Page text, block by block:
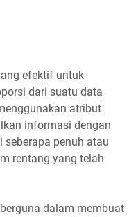
efektif untuk
dari suatu data
atribut
informasi dengan
seberapa penuh atau
rentang yang telah
dalam membuat